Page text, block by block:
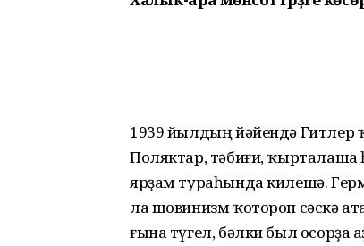
1939 йылдың йәйендә Гитлер
Поляктар, тәбиғи,
ярҙам тураһында килешә.
ла шовинизм ҡотороп сәскә
ғына түгел, бәлки был осорҙа